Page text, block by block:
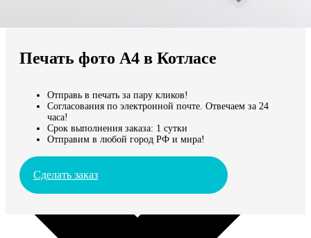
Мы доставляем по всему миру
Продолжить без города
Печать фото А4 в Котласе
Отправь в печать за пару кликов!
Согласования по электронной почте. Отвечаем за 24
часа!
Срок выполнения заказа: 1 сутки
Отправим в любой город РФ и мира!
Сделать заказ